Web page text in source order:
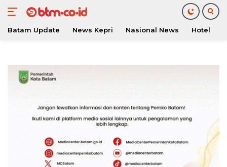
konten
Batam Update News Kepri Nasional News Hotel